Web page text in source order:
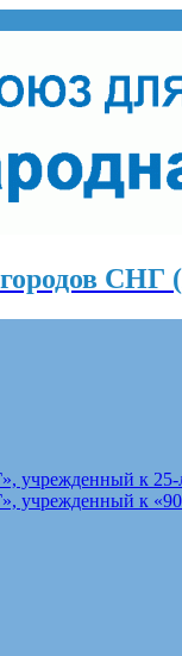
к 25-
учрежденный к